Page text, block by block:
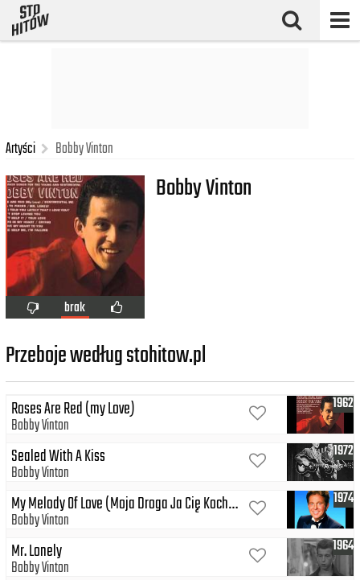
Artyści Bobby Vinton
brak
Bobby Vinton
Przeboje według stohitow.pl
1962
Roses Are Red (my Love)
Bobby Vinton
1972
Sealed With A Kiss
Bobby Vinton
1974
My Melody Of Love (Moja Droga Ja Cię Kocham)
Bobby Vinton
1964
Mr. Lonely
Bobby Vinton